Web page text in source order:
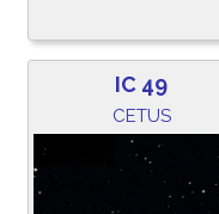
IC 49
CETUS